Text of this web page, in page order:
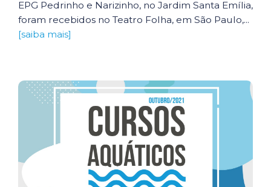
EPG Pedrinho e Narizinho, no Jardim Santa Emília,
foram recebidos no Teatro Folha, em São Paulo,...
[saiba mais]